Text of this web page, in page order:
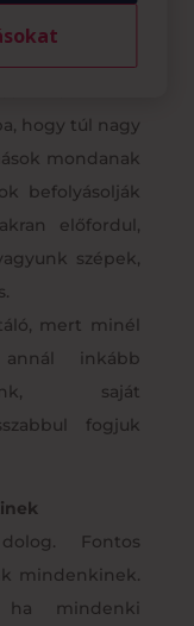
hogy túl nagy
mondanak
befolyásolják
előfordul,
szépek,
mert minél
inkább
saját
fogjuk
Fontos
mindenkinek.
mindenki